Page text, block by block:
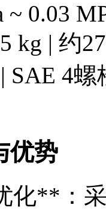
~ 0.03
kg | 约
4螺
优势
**：